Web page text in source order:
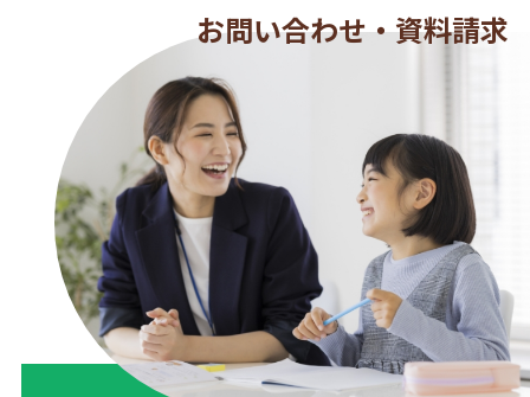
お問い合わせ・資料請求